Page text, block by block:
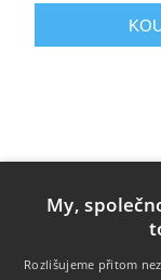
My,
Rozlišujeme přitom